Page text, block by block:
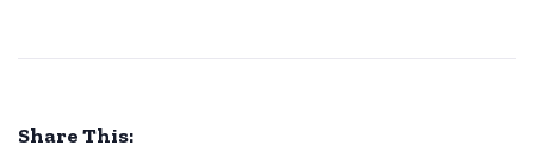
Share This: